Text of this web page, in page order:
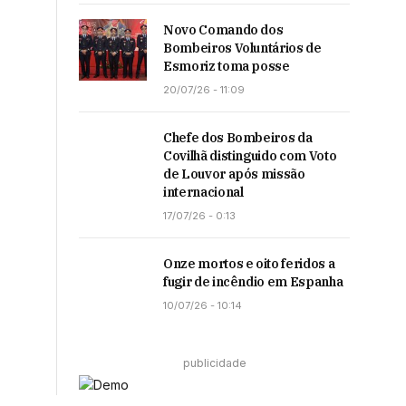
Novo Comando dos
Bombeiros Voluntários de
Esmoriz toma posse
20/07/26 - 11:09
Chefe dos Bombeiros da
Covilhã distinguido com Voto
de Louvor após missão
internacional
17/07/26 - 0:13
Onze mortos e oito feridos a
fugir de incêndio em Espanha
10/07/26 - 10:14
publicidade